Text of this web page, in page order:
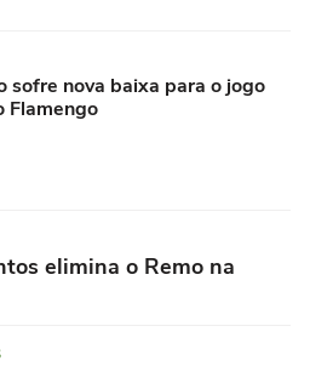
sofre nova baixa para o jogo
Flamengo
elimina o Remo na